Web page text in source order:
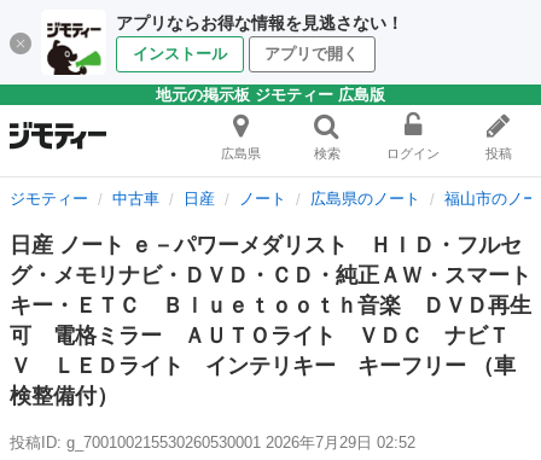
アプリならお得な情報を見逃さない！
インストール アプリで開く
地元の掲示板 ジモティー 広島版
広島県 検索 ログイン 投稿
ジモティー 中古車 日産 ノート 広島県のノート 福山市のノ
日産 ノート ｅ－パワーメダリスト ＨＩＤ・フルセ
グ・メモリナビ・ＤＶＤ・ＣＤ・純正ＡＷ・スマート
キー・ＥＴＣ Ｂｌｕｅｔｏｏｔｈ音楽 ＤＶＤ再生
可 電格ミラー ＡＵＴＯライト ＶＤＣ ナビＴ
Ｖ ＬＥＤライト インテリキー キーフリー （車
検整備付）
投稿ID: g_700100215530260530001 2026年7月29日 02:52